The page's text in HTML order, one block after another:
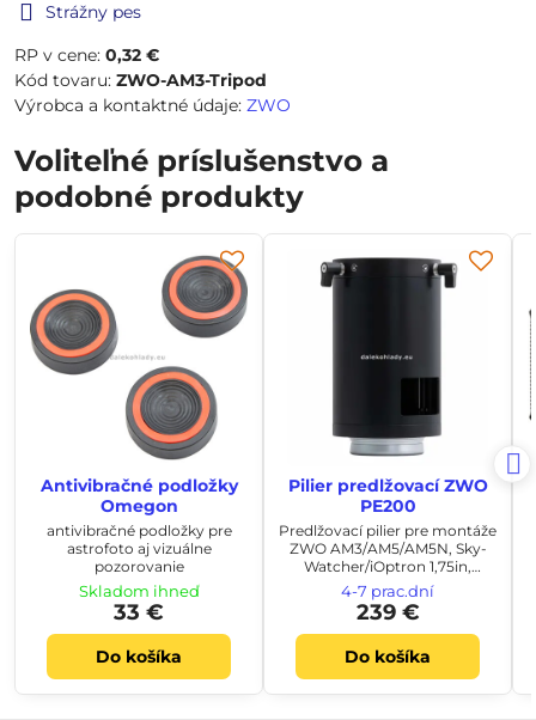
Strážny pes
RP v cene: 0,32 €
Kód tovaru: ZWO-AM3-Tripod
Výrobca a kontaktné údaje: ZWO
Voliteľné príslušenstvo a
podobné produkty
Antivibračné podložky
Omegon
antivibračné podložky pre
astrofoto aj vizuálne
pozorovanie
Skladom ihneď
33 €
Do košíka
Pilier predlžovací ZWO
PE200
Predlžovací pilier pre montáže
ZWO AM3/AM5/AM5N, Sky-
Watcher/iOptron 1,75in,
Celestron 2in
4-7 prac.dní
239 €
Do košíka